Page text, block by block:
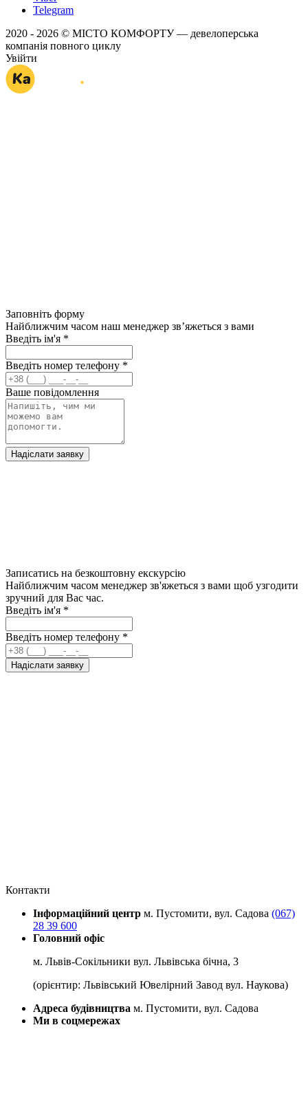
Telegram
2020 - 2026 © МІСТО КОМФОРТУ — девелоперська
компанія повного циклу
Увійти
Заповніть форму
Найближчим часом наш менеджер зв’яжеться з вами
Введіть ім'я *
Введіть номер телефону *
Ваше повідомлення
Надіслати заявку
Записатись на безкоштовну екскурсію
Найближчим часом менеджер зв'яжеться з вами щоб узгодити
зручний для Вас час.
Введіть ім'я *
Введіть номер телефону *
Надіслати заявку
Контакти
Інформаційний центр м. Пустомити, вул. Садова (067)
28 39 600
Головний офіс
м. Львів-Сокільники вул. Львівська бічна, 3
(орієнтир: Львівський Ювелірний Завод вул. Наукова)
Адреса будівництва м. Пустомити, вул. Садова
Ми в соцмережах